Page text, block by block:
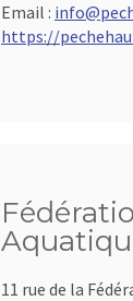
Email :
https://
11 rue de la